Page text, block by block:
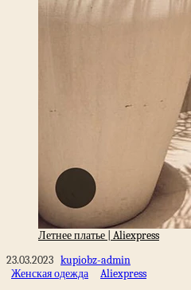
Летнее платье | Aliexpress
23.03.2023 kupiobz-admin
Женская одежда
Aliexpress